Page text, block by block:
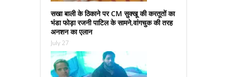
सखा बाली के ठिकाने पर CM सुक्‍खू की करतूतों का
भंडा फोड़ा रजनी पाटिल के सामने,वांगचुक की तरह
अनशन का एलान
July 27